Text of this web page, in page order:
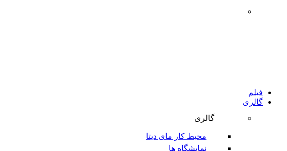
فیلم
گالری
گالری
محیط کار مای دیتا
نمایشگاه ها